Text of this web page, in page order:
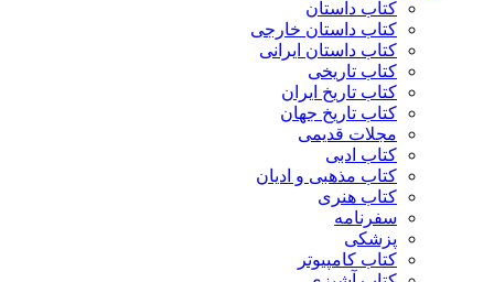
کتاب داستان
کتاب داستان خارجی
کتاب داستان ایرانی
کتاب تاریخی
کتاب تاریخ ایران
کتاب تاریخ جهان
مجلات قدیمی
کتاب ادبی
کتاب مذهبی و ادیان
کتاب هنری
سفرنامه
پزشکی
کتاب کامپیوتر